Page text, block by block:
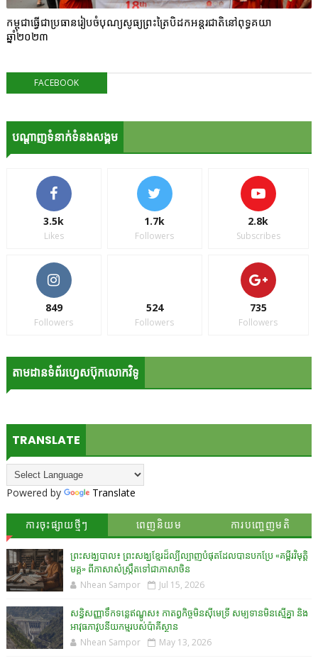
កម្ពុជាធ្វើជាប្រធានរៀបចំបុណ្យសូធ្យព្រះត្រៃបិដកអន្តរជាតិនៅពុទ្ធគយា
ឆ្នាំ២០២៣
FACEBOOK
បណ្ដាញទំនាក់ទំនងសង្គម
3.5k
Likes
1.7k
Followers
2.8k
Subscribes
849
Followers
524
Followers
735
Followers
តាមដានទំព័រហ្វេសប៊ុកលោកវិទូ
TRANSLATE
Powered by Translate
ការចុះផ្សាយថ្មីៗ ពេញនិយម ការបញ្ចេញមតិ
ព្រះសង្ឃបាល៖ ព្រះសង្ឃខ្មែរដ៏ល្បីល្បាញបំផុតដែលបានបកប្រែ «គម្ពីរវិមុត្តិ
មគ្គ» ពីភាសាសំស្រ្កឹតទៅជាភាសាចិន
Nhean Sampor Jul 15, 2026
សន្ធិសញ្ញាទឹកទន្លេឥណ្ឌូស៖ កាតព្វកិច្ចមិនស៊ីមេទ្រី សម្បទានមិនស្មើគ្នា និង
អាវុធភាវូបនីយកម្មរបស់ប៉ាគីស្ថាន​
Nhean Sampor May 13, 2026